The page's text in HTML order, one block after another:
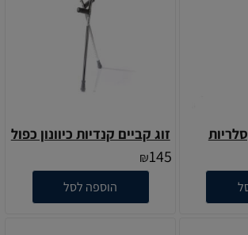
זוג קביים קנדיות כיוונון כפול
₪145
הוספה לסל